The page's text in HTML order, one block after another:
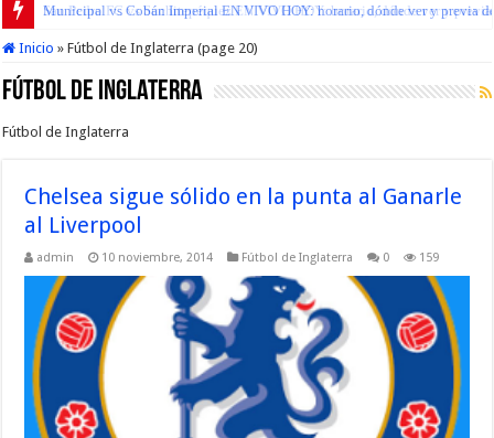
San Pedro FC vs Suchitepéquez EN VIVO HOY: horario, dónde ver y
Inicio » Fútbol de Inglaterra (page 20)
Fútbol de Inglaterra
Fútbol de Inglaterra
Chelsea sigue sólido en la punta al Ganarle
al Liverpool
admin 10 noviembre, 2014 Fútbol de Inglaterra 0 159